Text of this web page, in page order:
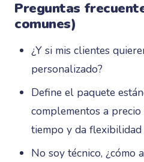
Preguntas
comunes)
¿Y si mis clientes
personalizado?
Define el paquete
complementos a
tiempo y da
No soy técnico, ¿cómo